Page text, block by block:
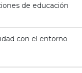
de educación
con el entorno